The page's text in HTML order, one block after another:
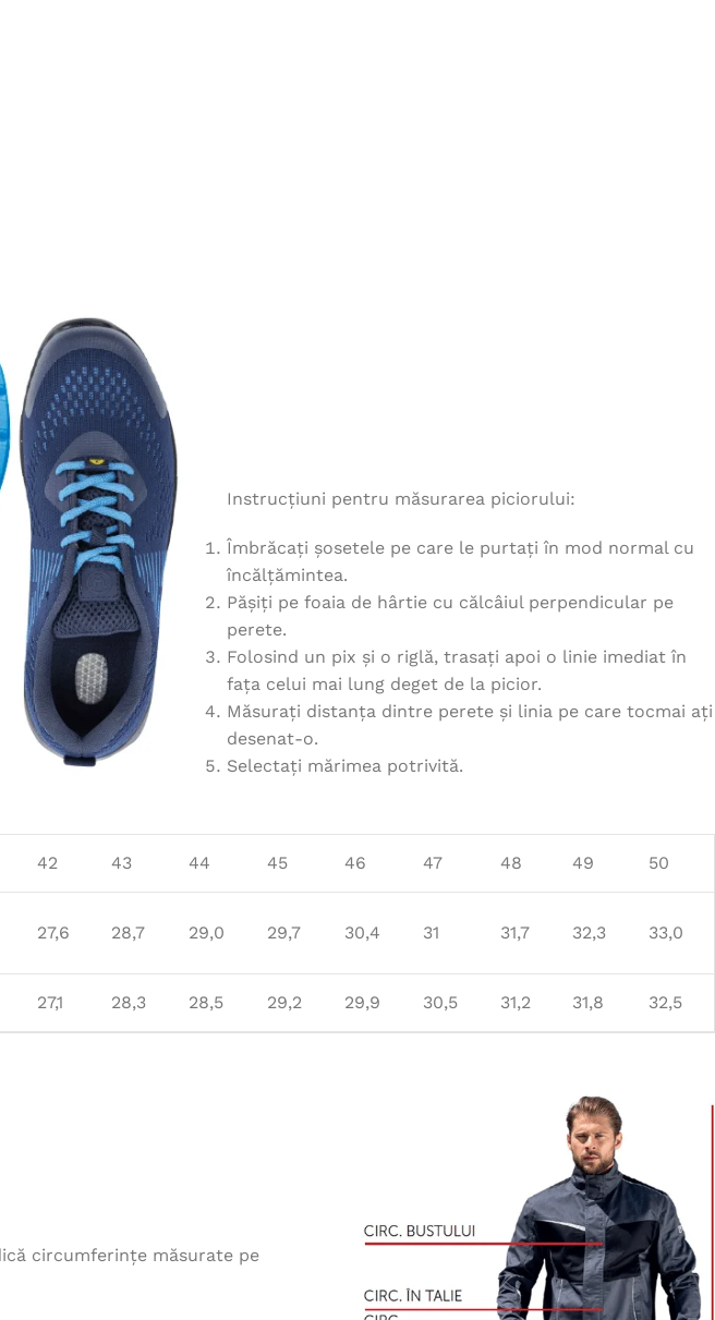
Instrucțiuni pentru măsurarea piciorului:
Îmbrăcați șosetele pe care le purtați în mod normal cu
încălțămintea.
Pășiți pe foaia de hârtie cu călcâiul perpendicular pe
perete.
Folosind un pix și o riglă, trasați apoi o linie imediat în
fața celui mai lung deget de la picior.
Măsurați distanța dintre perete și linia pe care tocmai ați
desenat-o.
Selectați mărimea potrivită.
42 43 44 45 46 47 48 49 50
27,6 28,7 29,0 29,7 30,4 31 31,7 32,3 33,0
27,1 28,3 28,5 29,2 29,9 30,5 31,2 31,8 32,5
circumferințe măsurate pe